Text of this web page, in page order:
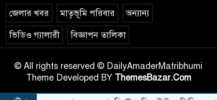
জেলার খবর মাতৃভূমি পরিবার অন্যান্য
ভিডিও গ্যালারী বিজ্ঞাপন তালিকা
© All rights reserved © DailyAmaderMatribhumi
Theme Developed BY ThemesBazar.Com